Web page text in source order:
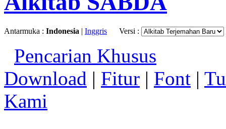
Antarmuka : Indonesia | Inggris Versi :
Pencarian Khusus
Download | Fitur | Font |
Kami